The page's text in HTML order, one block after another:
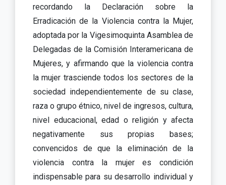
recordando la Declaración sobre la
Erradicación de la Violencia contra la Mujer,
adoptada por la Vigesimoquinta Asamblea de
Delegadas de la Comisión Interamericana de
Mujeres, y afirmando que la violencia contra
la mujer trasciende todos los sectores de la
sociedad independientemente de su clase,
raza o grupo étnico, nivel de ingresos, cultura,
nivel educacional, edad o religión y afecta
negativamente sus propias bases;
convencidos de que la eliminación de la
violencia contra la mujer es condición
indispensable para su desarrollo individual y